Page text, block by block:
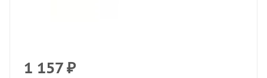
1 157₽